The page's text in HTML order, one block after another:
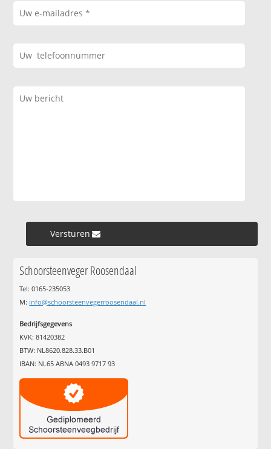
Versturen »
Schoorsteenveger Roosendaal
Tel: 0165-235053
M: info@schoorsteenvegerroosendaal.nl
Bedrijfsgegevens
KVK: 81420382
BTW: NL8620.828.33.B01
IBAN: NL65 ABNA 0493 9717 93